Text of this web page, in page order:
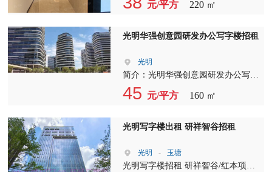
店、食堂、商务中心、购物广场、超
写字楼林立办公氛围围很是浓厚！！
富，门口不远处就有公交站台本幢写
字楼老板倾情打造光明办公级别高
的朋友提供便利。
地区创业的朋友提供便利。 2、全新
立式空调，视野、采光观景均都非常
限 4,可注册公司， 三、配套设施 项
目周边商业配套非常齐全银行、
ATM、餐饮、咖啡厅、茶楼、便利
店、食堂、商务中心、购物广场、超
写字楼林立办公氛围围很是浓厚！！
富，门口不远处就有公交站台本幢写
字楼老板倾情打造光明办公级别高
元/平方 220 ㎡
光明华强创意园研发办公写字楼招租
光明
简介：光明华强创意园研发办公写字
楼招租，业主直租，全新甲级写字
楼，光明城高铁站旁研发办公的最佳
工等 面积：110-289-450-1450平米，
来电咨询、预约实地看房，竭诚为您
服务。顺祝商祺。 交通状况 光明中
45 元/平方 160 ㎡
光明写字楼出租 研祥智谷招租
光明 - 玉塘
光明写字楼招租 研祥智谷/红本项目